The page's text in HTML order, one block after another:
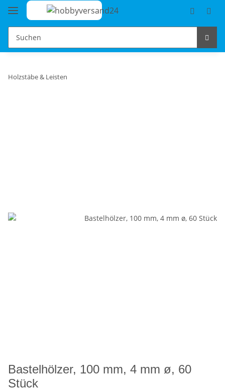
Holzstäbe & Leisten
Bastelhölzer, 100 mm, 4 mm ø, 60
Stück